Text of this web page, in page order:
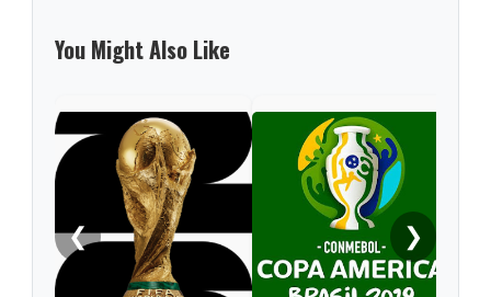
You Might Also Like
❮ ❯